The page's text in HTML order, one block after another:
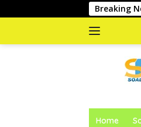
ke
Breaking
Cabang Ke-III Asosiasi
dan
Home